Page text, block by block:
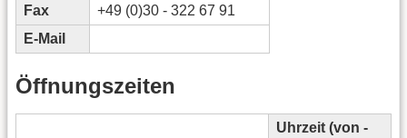
Fax
+49 (0)30 - 322 67 91
E-Mail
Öffnungszeiten
Uhrzeit (von -